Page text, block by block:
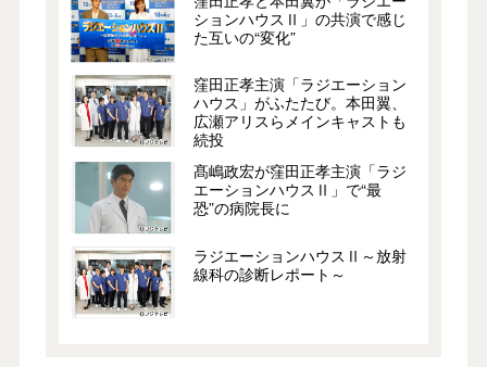
ションハウスⅡ」の共演で感じ
た互いの“変化”
窪田正孝主演「ラジエーション
ハウス」がふたたび。本田翼、
広瀬アリスらメインキャストも
続投
髙嶋政宏が窪田正孝主演「ラジ
エーションハウスⅡ」で“最
恐”の病院長に
ラジエーションハウスⅡ～放射
線科の診断レポート～